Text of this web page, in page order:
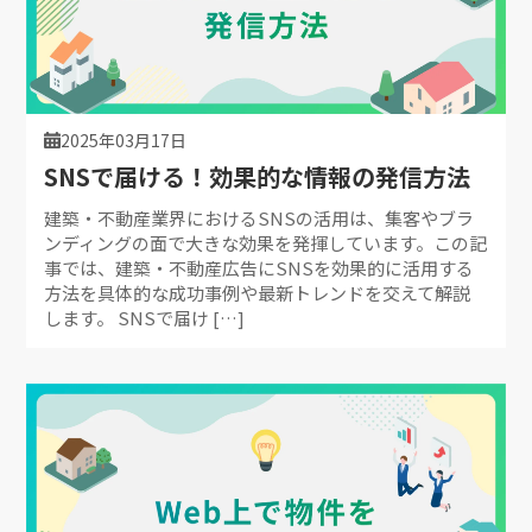
2025年03月17日
SNSで届ける！効果的な情報の発信方法
建築・不動産業界におけるSNSの活用は、集客やブラ
ンディングの面で大きな効果を発揮しています。この記
事では、建築・不動産広告にSNSを効果的に活用する
方法を具体的な成功事例や最新トレンドを交えて解説
します。 SNSで届け […]